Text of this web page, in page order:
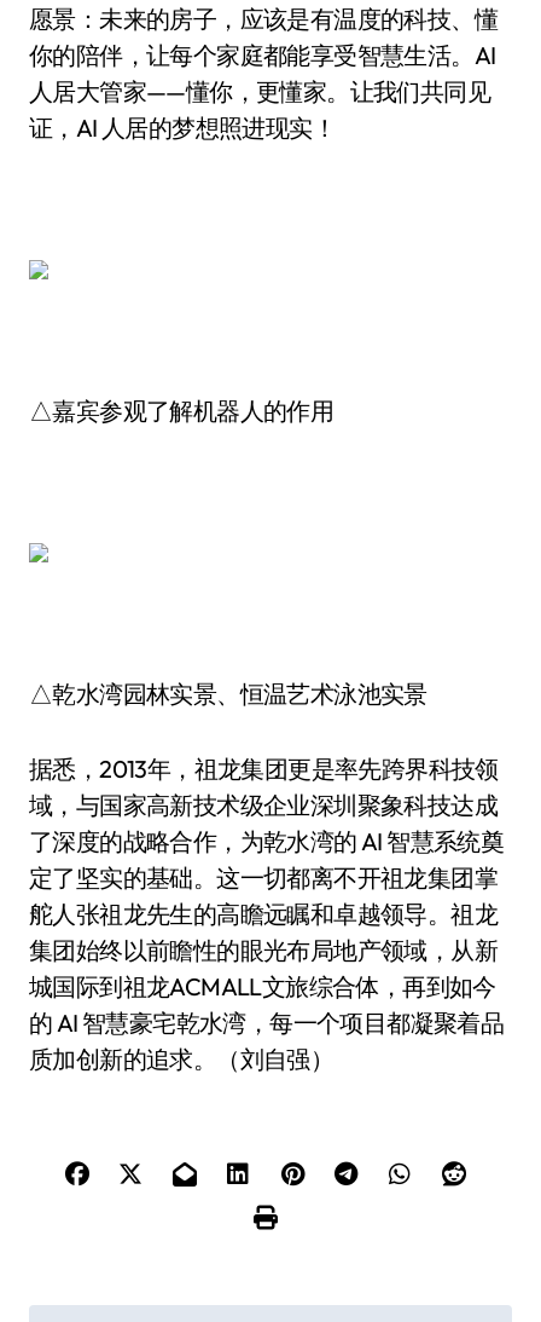
愿景：未来的房子，应该是有温度的科技、懂
你的陪伴，让每个家庭都能享受智慧生活。AI
人居大管家——懂你，更懂家。让我们共同见
证，AI 人居的梦想照进现实！
△嘉宾参观了解机器人的作用
△乾水湾园林实景、恒温艺术泳池实景
据悉，2013年，祖龙集团更是率先跨界科技领
域，与国家高新技术级企业深圳聚象科技达成
了深度的战略合作，为乾水湾的 AI 智慧系统奠
定了坚实的基础。这一切都离不开祖龙集团掌
舵人张祖龙先生的高瞻远瞩和卓越领导。祖龙
集团始终以前瞻性的眼光布局地产领域，从新
城国际到祖龙ACMALL文旅综合体，再到如今
的 AI 智慧豪宅乾水湾，每一个项目都凝聚着品
质加创新的追求。（刘自强）